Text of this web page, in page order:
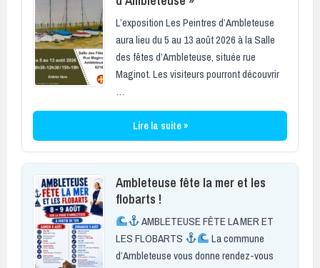
L’exposition Les Peintres d’Ambleteuse
aura lieu du 5 au 13 août 2026 à la Salle
des fêtes d’Ambleteuse, située rue
Maginot. Les visiteurs pourront découvrir
…
Lire la suite »
Ambleteuse fête la mer et les
flobarts !
AMBLETEUSE FÊTE LA MER ET
LES FLOBARTS
La commune
d’Ambleteuse vous donne rendez-vous